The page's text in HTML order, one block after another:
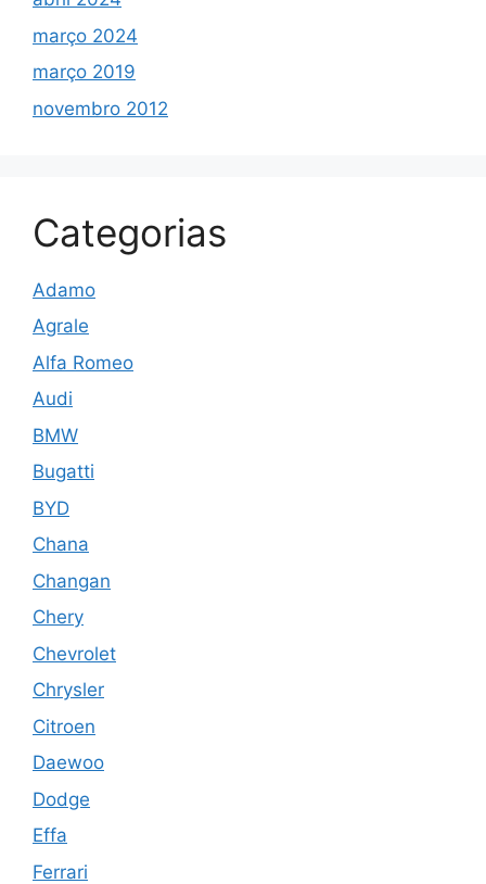
março 2024
março 2019
novembro 2012
Categorias
Adamo
Agrale
Alfa Romeo
Audi
BMW
Bugatti
BYD
Chana
Changan
Chery
Chevrolet
Chrysler
Citroen
Daewoo
Dodge
Effa
Ferrari